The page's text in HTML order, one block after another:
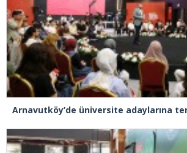
Arnavutköy’de üniversite adaylarına